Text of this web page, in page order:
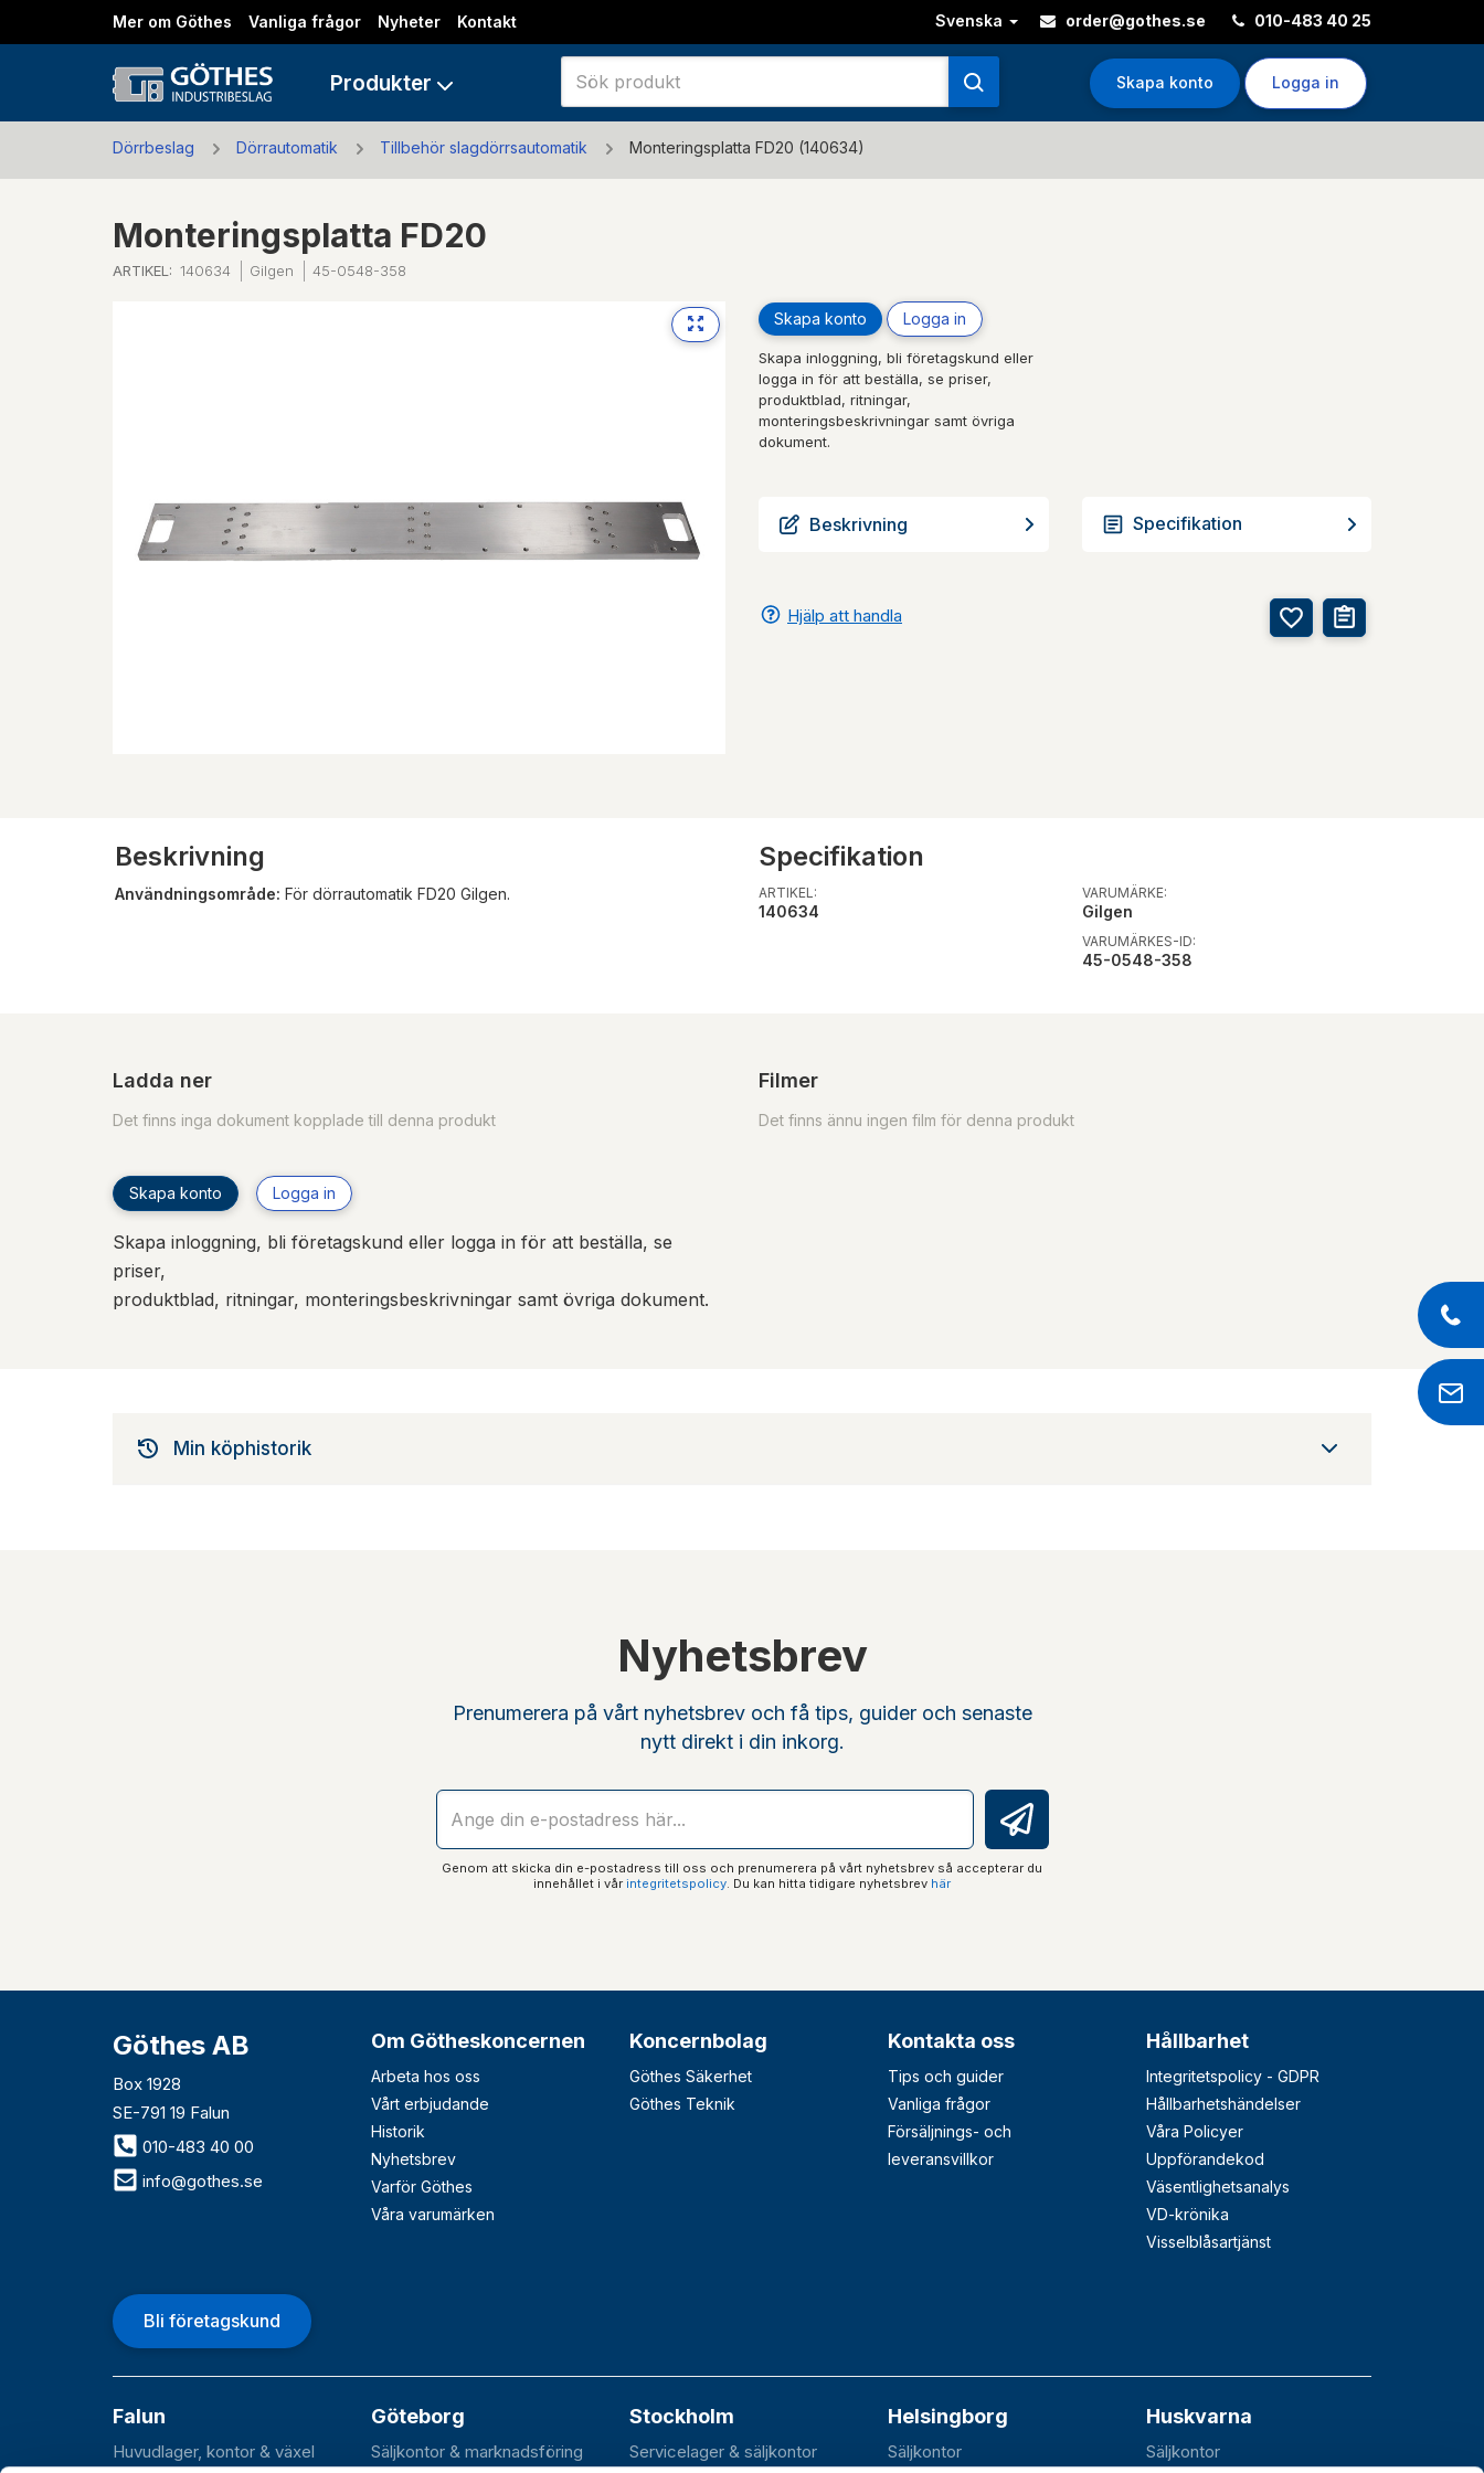
Mer om Göthes Vanliga frågor Nyheter Kontakt Svenska order@gothes.se 010-483 40 25
Skapa konto Logga in
Produkter
Dörrbeslag Dörrautomatik Tillbehör slagdörrsautomatik Monteringsplatta FD20 (140634)
Monteringsplatta FD20
ARTIKEL: 140634 Gilgen 45-0548-358
Skapa konto Logga in
Skapa inloggning, bli företagskund eller
logga in för att beställa, se priser,
produktblad, ritningar,
monteringsbeskrivningar samt övriga
dokument.
Beskrivning Specifikation
Hjälp att handla
Beskrivning
Användningsområde: För dörrautomatik FD20 Gilgen.
Specifikation
ARTIKEL:
140634
VARUMÄRKE:
Gilgen
VARUMÄRKES-ID:
45-0548-358
Ladda ner
Det finns inga dokument kopplade till denna produkt
Skapa konto Logga in
Skapa inloggning, bli företagskund eller logga in för att beställa, se
priser,
produktblad, ritningar, monteringsbeskrivningar samt övriga dokument.
Filmer
Det finns ännu ingen film för denna produkt
Min köphistorik
Nyhetsbrev
Prenumerera på vårt nyhetsbrev och få tips, guider och senaste
nytt direkt i din inkorg.
Genom att skicka din e-postadress till oss och prenumerera på vårt nyhetsbrev så accepterar du
innehållet i vår integritetspolicy . Du kan hitta tidigare nyhetsbrev här
Göthes AB
Box 1928
SE-791 19 Falun
010-483 40 00
info@gothes.se
Om Götheskoncernen
Arbeta hos oss
Vårt erbjudande
Historik
Nyhetsbrev
Varför Göthes
Våra varumärken
Koncernbolag
Göthes Säkerhet
Göthes Teknik
Kontakta oss
Tips och guider
Vanliga frågor
Försäljnings- och
leveransvillkor
Hållbarhet
Integritetspolicy - GDPR
Hållbarhetshändelser
Våra Policyer
Uppförandekod
Väsentlighetsanalys
VD-krönika
Visselblåsartjänst
Bli företagskund
Falun
Huvudlager, kontor & växel
Göteborg
Säljkontor & marknadsföring
Stockholm
Servicelager & säljkontor
Helsingborg
Säljkontor
Huskvarna
Säljkontor